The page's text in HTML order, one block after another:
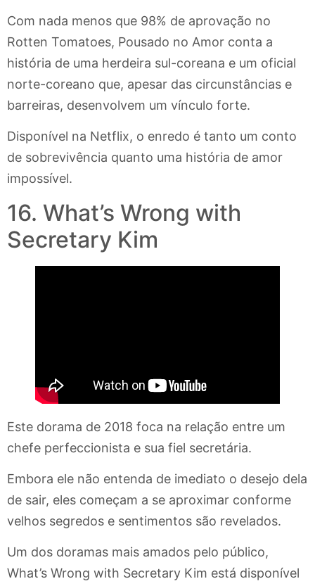
Com nada menos que 98% de aprovação no
Rotten Tomatoes, Pousado no Amor conta a
história de uma herdeira sul-coreana e um oficial
norte-coreano que, apesar das circunstâncias e
barreiras, desenvolvem um vínculo forte.
Disponível na Netflix, o enredo é tanto um conto
de sobrevivência quanto uma história de amor
impossível.
16. What’s Wrong with
Secretary Kim
Este dorama de 2018 foca na relação entre um
chefe perfeccionista e sua fiel secretária.
Embora ele não entenda de imediato o desejo dela
de sair, eles começam a se aproximar conforme
velhos segredos e sentimentos são revelados.
Um dos doramas mais amados pelo público,
What’s Wrong with Secretary Kim está disponível